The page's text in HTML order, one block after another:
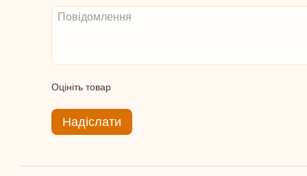
Оцініть товар
Надіслати